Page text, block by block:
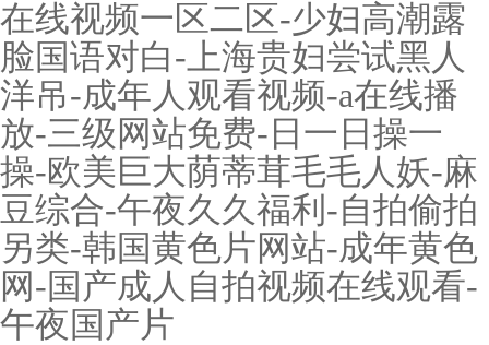
在线视频一区二区-少妇高潮露
脸国语对白-上海贵妇尝试黑人
洋吊-成年人观看视频-a在线播
放-三级网站免费-日一日操一
操-欧美巨大荫蒂茸毛毛人妖-麻
豆综合-午夜久久福利-自拍偷拍
另类-韩国黄色片网站-成年黄色
网-国产成人自拍视频在线观看-
午夜国产片